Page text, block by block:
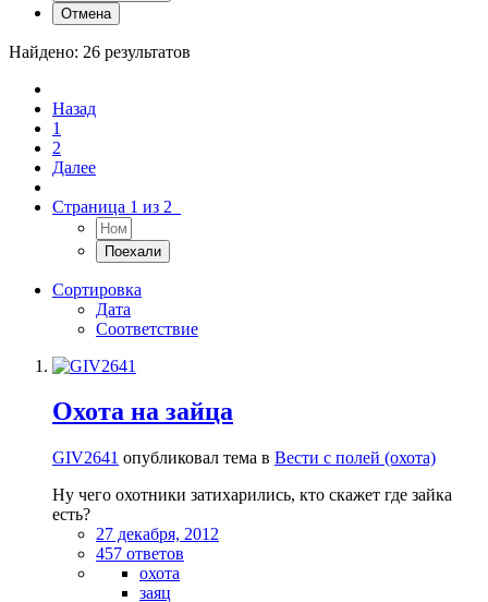
Отмена
Найдено: 26 результатов
Назад
1
2
Далее
Страница 1 из 2
Сортировка
Дата
Соответствие
Охота на зайца
GIV2641 опубликовал тема в Вести с полей (охота)
Ну чего охотники затихарились, кто скажет где зайка
есть?
27 декабря, 2012
457 ответов
охота
заяц